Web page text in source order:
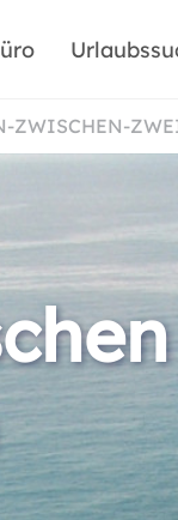
ZWISCHEN-